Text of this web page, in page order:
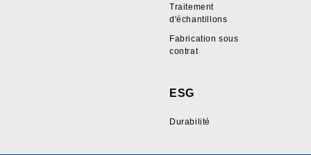
Traitement
d'échantillons
Fabrication sous
contrat
ESG
Durabilité